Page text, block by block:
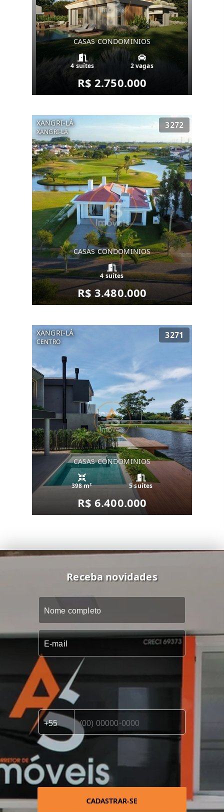
CASAS CONDOMINIOS
4 suítes 2 vagas
R$ 2.750.000
XANGRI-LÁ
XANGRI-LÁ
3272
CASAS CONDOMINIOS
4 suítes
R$ 3.480.000
XANGRI-LÁ
CENTRO
3271
CASAS CONDOMINIOS
398 m² 5 suítes
R$ 6.400.000
Receba novidades
CADASTRAR-SE